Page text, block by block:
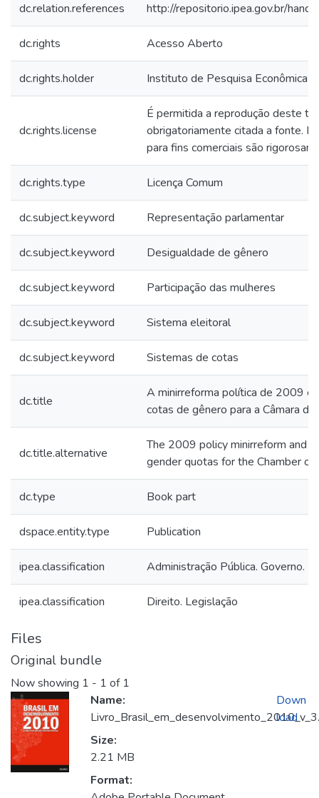
dc.relation.references http://repositorio.ipea.gov.br/
dc.rights Acesso Aberto
dc.rights.holder Instituto de Pesquisa Econômica
dc.rights.license
É permitida a reprodução deste
obrigatoriamente citada a fonte.
para fins comerciais são
dc.rights.type Licença Comum
dc.subject.keyword Representação parlamentar
dc.subject.keyword Desigualdade de gênero
dc.subject.keyword Participação das mulheres
dc.subject.keyword Sistema eleitoral
dc.subject.keyword Sistemas de cotas
dc.title
A minirreforma política de 2009 e
cotas de gênero para a Câmara
dc.title.alternative
The 2009 policy minirreform and
gender quotas for the Chamber of
dc.type Book part
dspace.entity.type Publication
ipea.classification Administração Pública. Governo.
ipea.classification Direito. Legislação
Files
Original bundle
Now showing 1 - 1 of 1
Name:
Size:
2.21 MB
Format:
Down
load